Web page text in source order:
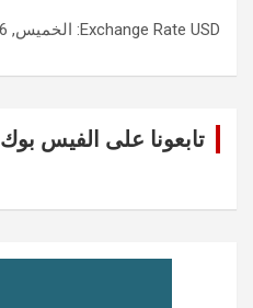
Exchange Rate USD : الخميس, 6 أغسطس.
تابعونا على الفيس بوك